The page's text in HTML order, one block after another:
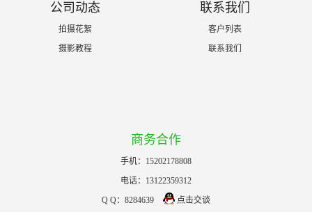
公司动态
拍摄花絮
摄影教程
联系我们
客户列表
联系我们
商务合作
手机：15202178808
电话：13122359312
Q Q：8284639
点击交谈